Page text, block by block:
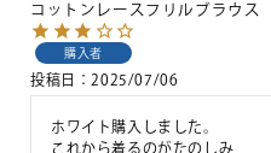
コットンレースフリルブラウス
購入者
投稿日 2025/07/06
ホワイト購入しました。
これから着るのがたのしみ